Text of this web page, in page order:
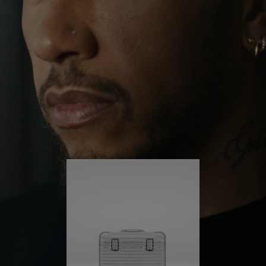
SIE,
UM
ES
ABZUSPIELEN.
AUFHEBEN
DER
STUMMSCHALTUNG
herausgeführt. Getrieben von seiner Lust auf neue
Erfahrungen in der Welt hört er nicht auf, sich
selbst herauszufordern und immer weiter zu lernen.
Sein RIMOWA Pilot ist immer an seiner Seite – und
jede Spur auf ihm erzählt die Geschichte eines
anderen Ortes und davon, was er dort erlebt hat.